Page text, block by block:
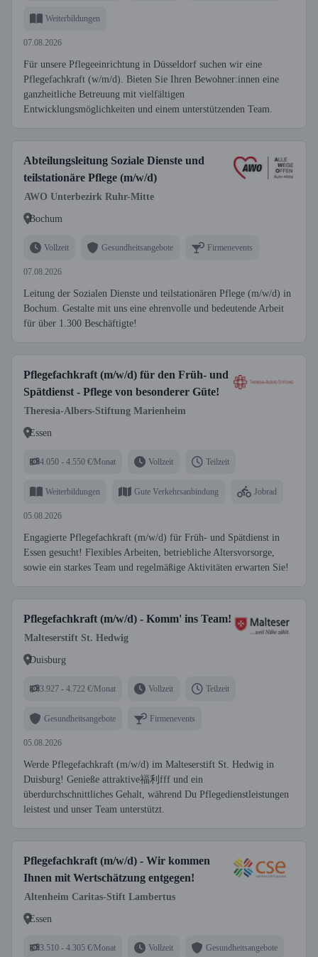
Weiterbildungen
07.08.2026
Für unsere Pflegeeinrichtung in Düsseldorf suchen wir eine
Pflegefachkraft (w/m/d). Bieten Sie Ihren Bewohner:innen eine
ganzheitliche Betreuung mit vielfältigen
Entwicklungsmöglichkeiten und einem unterstützenden Team.
Abteilungsleitung Soziale Dienste und
teilstationäre Pflege (m/w/d)
AWO Unterbezirk Ruhr-Mitte
Bochum
Vollzeit Gesundheitsangebote Firmenevents
07.08.2026
Leitung der Sozialen Dienste und teilstationären Pflege (m/w/d) in
Bochum. Gestalte mit uns eine ehrenvolle und bedeutende Arbeit
für über 1.300 Beschäftigte!
Pflegefachkraft (m/w/d) für den Früh- und
Spätdienst - Pflege von besonderer Güte!
Theresia-Albers-Stiftung Marienheim
Essen
4.050 - 4.550 €/Monat Vollzeit Teilzeit
Weiterbildungen Gute Verkehrsanbindung Jobrad
05.08.2026
Engagierte Pflegefachkraft (m/w/d) für Früh- und Spätdienst in
Essen gesucht! Flexibles Arbeiten, betriebliche Altersvorsorge,
sowie ein starkes Team und regelmäßige Aktivitäten erwarten Sie!
Pflegefachkraft (m/w/d) - Komm' ins Team!
Malteserstift St. Hedwig
Duisburg
3.927 - 4.722 €/Monat Vollzeit Teilzeit
Gesundheitsangebote Firmenevents
05.08.2026
Werde Pflegefachkraft (m/w/d) im Malteserstift St. Hedwig in
Duisburg! Genieße attraktive福利fff und ein
überdurchschnittliches Gehalt, während Du Pflegedienstleistungen
leistest und unser Team unterstützt.
Pflegefachkraft (m/w/d) - Wir kommen
Ihnen mit Wertschätzung entgegen!
Altenheim Caritas-Stift Lambertus
Essen
3.510 - 4.305 €/Monat Vollzeit Gesundheitsangebote